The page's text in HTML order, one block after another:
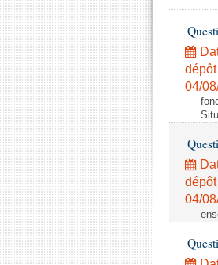
dépôt
04/
dépôt
04/